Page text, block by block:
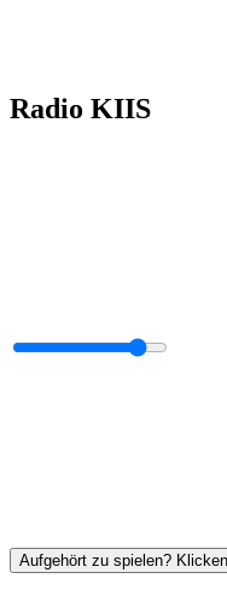
Radio KIIS
Aufgehört zu spielen?